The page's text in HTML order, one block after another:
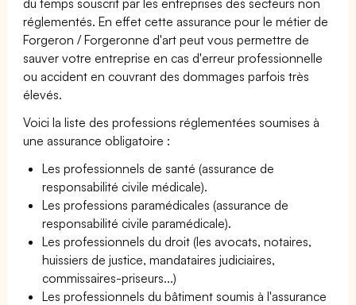
réglementés. En effet cette assurance pour le métier de
Forgeron / Forgeronne d'art peut vous permettre de
sauver votre entreprise en cas d'erreur professionnelle
ou accident en couvrant des dommages parfois très
élevés.
Voici la liste des professions réglementées soumises à
une assurance obligatoire :
Les professionnels de santé (assurance de
responsabilité civile médicale).
Les professions paramédicales (assurance de
responsabilité civile paramédicale).
Les professionnels du droit (les avocats, notaires,
huissiers de justice, mandataires judiciaires,
commissaires-priseurs...)
Les professionnels du bâtiment soumis à l'assurance